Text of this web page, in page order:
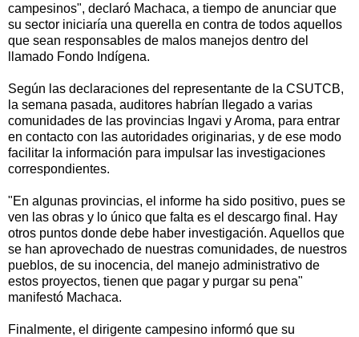
campesinos", declaró Machaca, a tiempo de anunciar que
su sector iniciaría una querella en contra de todos aquellos
que sean responsables de malos manejos dentro del
llamado Fondo Indígena.
Según las declaraciones del representante de la CSUTCB,
la semana pasada, auditores habrían llegado a varias
comunidades de las provincias Ingavi y Aroma, para entrar
en contacto con las autoridades originarias, y de ese modo
facilitar la información para impulsar las investigaciones
correspondientes.
"En algunas provincias, el informe ha sido positivo, pues se
ven las obras y lo único que falta es el descargo final. Hay
otros puntos donde debe haber investigación. Aquellos que
se han aprovechado de nuestras comunidades, de nuestros
pueblos, de su inocencia, del manejo administrativo de
estos proyectos, tienen que pagar y purgar su pena"
manifestó Machaca.
Finalmente, el dirigente campesino informó que su